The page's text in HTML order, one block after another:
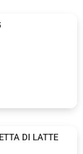
DI LATTE